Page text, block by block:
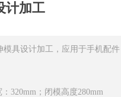
计加工
模具设计加工，应用于手机配
320mm；闭模高度280mm